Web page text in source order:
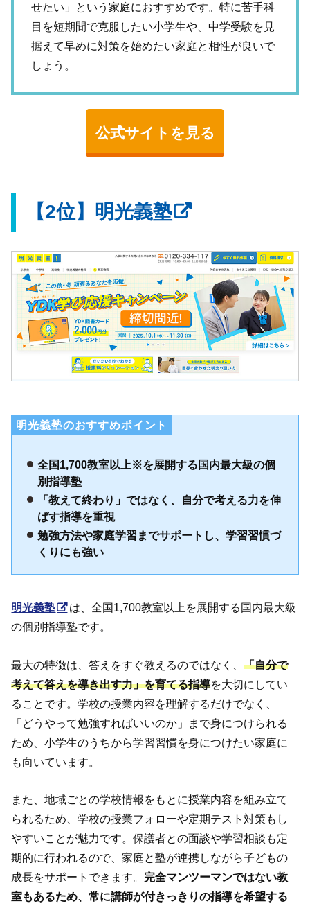
せたい」という家庭におすすめです。特に苦手科
目を短期間で克服したい小学生や、中学受験を見
据えて早めに対策を始めたい家庭と相性が良いで
しょう。
公式サイトを見る
【2位】明光義塾
明光義塾のおすすめポイント
全国1,700教室以上※を展開する国内最大級の個
別指導塾
「教えて終わり」ではなく、自分で考える力を伸
ばす指導を重視
勉強方法や家庭学習までサポートし、学習習慣づ
くりにも強い
明光義塾
は、全国1,700教室以上を展開する国内最大級
の個別指導塾です。
最大の特徴は、答えをすぐ教えるのではなく、「自分で
考えて答えを導き出す力」を育てる指導を大切にしてい
ることです。学校の授業内容を理解するだけでなく、
「どうやって勉強すればいいのか」まで身につけられる
ため、小学生のうちから学習習慣を身につけたい家庭に
も向いています。
また、地域ごとの学校情報をもとに授業内容を組み立て
られるため、学校の授業フォローや定期テスト対策もし
やすいことが魅力です。保護者との面談や学習相談も定
期的に行われるので、家庭と塾が連携しながら子どもの
成長をサポートできます。 完全マンツーマンではない教
室もあるため、常に講師が付きっきりの指導を希望する